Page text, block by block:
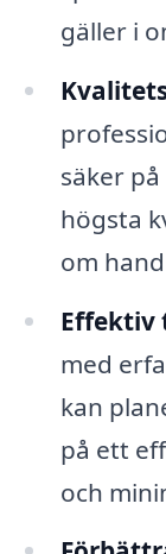
gäller i
säker
högsta
om
Effektiv
med
kan
på ett
och